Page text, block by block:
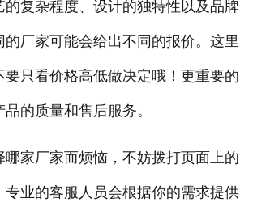
的复杂程度、设计的独特性以及品牌
的厂家可能会给出不同的报价。这里
要只看价格高低做决定哦！更重要的
的质量和售后服务。
哪家厂家而烦恼，不妨拨打页面上的
专业的客服人员会根据你的需求提供